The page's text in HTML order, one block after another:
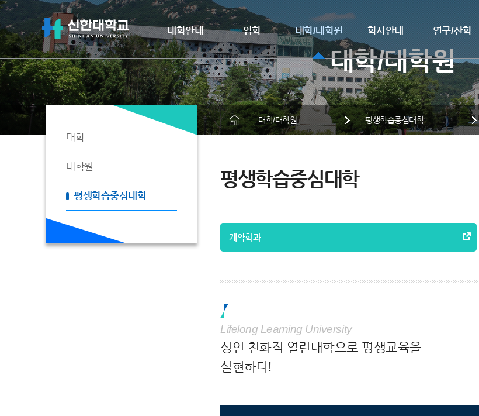
대학안내 입학 대학/대학원 학사안내 연구/산학
대학
대학원
평생학습중심대학
대학/대학원 평생학습중심대학
평생학습중심대학
계약학과
Lifelong Learning University
성인 친화적 열린대학으로 평생교육을
실현하다!